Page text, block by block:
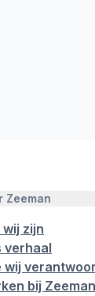
Zeeman
wij zijn
verhaal
wij
bij Zeeman